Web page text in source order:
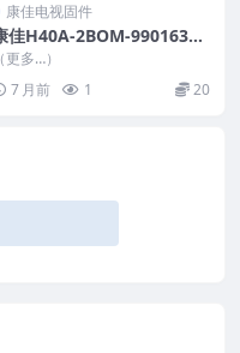
康佳电视固件
佳H40A-2BOM-99016319
-V2.0.02-72001194YT_U盘
机固件
（更多…）
7 月前
1 20